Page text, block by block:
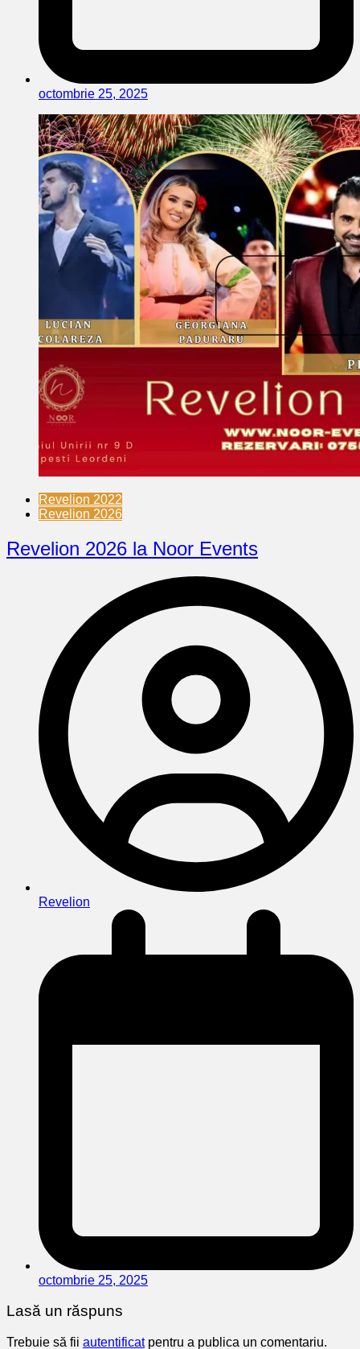
octombrie 25, 2025
Revelion 2022
Revelion 2026
Revelion 2026 la Noor Events
Revelion
octombrie 25, 2025
Lasă un răspuns
Trebuie să fii autentificatpentru a publica un comentariu.